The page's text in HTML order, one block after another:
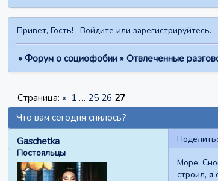
Привет, Гость! Войдите илизарегистрируйтесь.
» Форум о социофобии » Отвлеченные
Что вам сегодня снилось?
Страница: « 1 … 25 26 27
Gaschetka
Постояльцы
Море.
строил, я